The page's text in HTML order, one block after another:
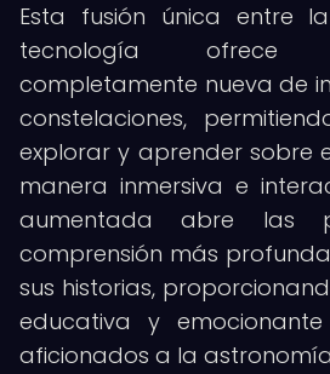
Esta fusión única entre
tecnología
completamente nueva de
constelaciones,
explorar y aprender sobre
manera inmersiva e
aumentada abre las
comprensión más
sus historias,
educativa y
aficionados a la